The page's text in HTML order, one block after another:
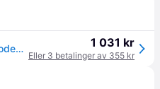
Logitech Lightspeed G435 - hodesett (981-001062) 1 031 kr
Eller 3 betalinger av 355 kr